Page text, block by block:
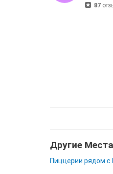
87
Другие
Пиццерии рядом